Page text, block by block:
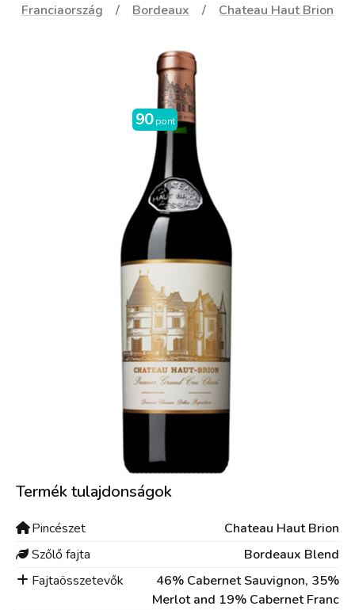
Franciaország Bordeaux Chateau Haut Brion
Termék tulajdonságok
Pincészet
Chateau Haut Brion
Szőlő fajta
Bordeaux Blend
Fajtaösszetevők
46% Cabernet Sauvignon, 35%
Merlot and 19% Cabernet Franc
90 pont